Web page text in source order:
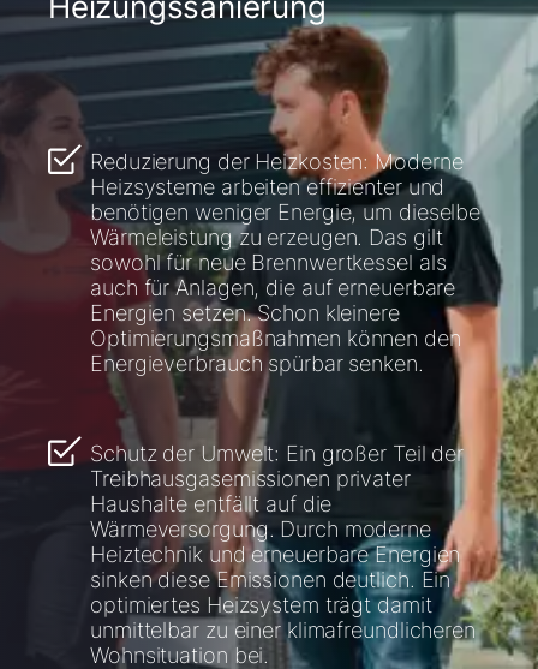
Reduzierung der Heizkosten: Moderne
Heizsysteme arbeiten effizienter und
benötigen weniger Energie, um dieselbe
Wärmeleistung zu erzeugen. Das gilt
sowohl für neue Brennwertkessel als
auch für Anlagen, die auf erneuerbare
Energien setzen. Schon kleinere
Optimierungsmaßnahmen können den
Energieverbrauch spürbar senken.
Schutz der Umwelt: Ein großer Teil der
Treibhausgasemissionen privater
Haushalte entfällt auf die
Wärmeversorgung. Durch moderne
Heiztechnik und erneuerbare Energien
sinken diese Emissionen deutlich. Ein
optimiertes Heizsystem trägt damit
unmittelbar zu einer klimafreundlicheren
Wohnsituation bei.